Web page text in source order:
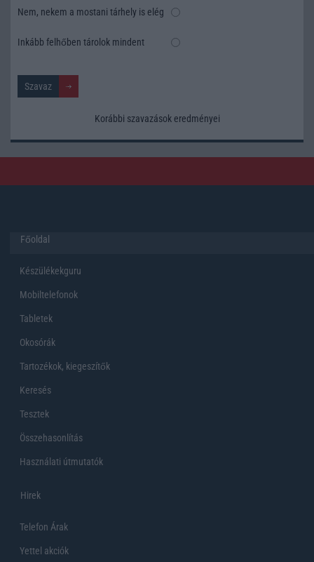
Nem, nekem a mostani tárhely is elég
Inkább felhőben tárolok mindent
Korábbi szavazások eredményei
Főoldal
Készülékekguru
Mobiltelefonok
Tabletek
Okosórák
Tartozékok, kiegeszítők
Keresés
Tesztek
Összehasonlítás
Használati útmutatók
Hirek
Telefon Árak
Yettel akciók